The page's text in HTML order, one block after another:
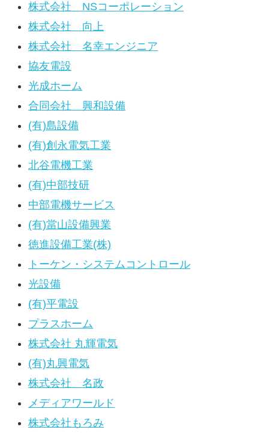
株式会社 NSコーポレーション
株式会社 向上
株式会社 名幸エンジニア
協友電設
光成ホーム
合同会社 興和設備
(有)島設備
(有)創永電気工業
北谷電機工業
(有)中部技研
中部電機サービス
(有)當山設備興業
徳進設備工業(株)
トーケン・システムコントロール
光設備
(有)平電設
プラスホーム
株式会社 丸輝電気
(有)丸興電気
株式会社 名政
メディアワールド
株式会社もろみ